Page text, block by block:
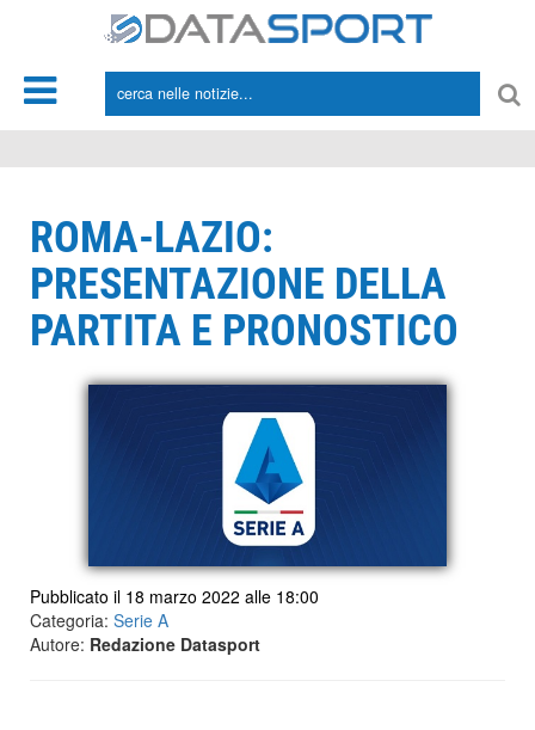
ROMA-LAZIO:
PRESENTAZIONE DELLA
PARTITA E PRONOSTICO
Pubblicato il 18 marzo 2022 alle 18:00
Categoria: Serie A
Autore: Redazione Datasport